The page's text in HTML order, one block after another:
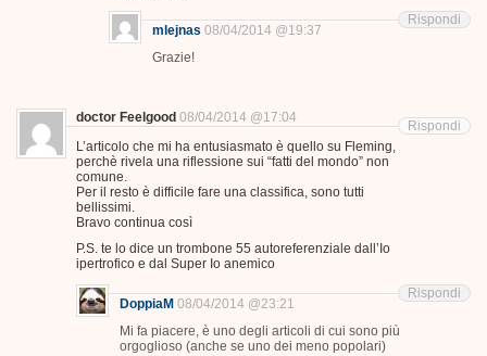
mlejnas 08/04/2014 @19:37
Grazie!
Rispondi
doctor Feelgood 08/04/2014 @17:04
L’articolo che mi ha entusiasmato è quello su Fleming,
perchè rivela una riflessione sui “fatti del mondo” non
comune.
Per il resto è difficile fare una classifica, sono tutti
bellissimi.
Bravo continua così
P.S. te lo dice un trombone 55 autoreferenziale dall’Io
ipertrofico e dal Super Io anemico
Rispondi
DoppiaM 08/04/2014 @23:21
Mi fa piacere, è uno degli articoli di cui sono più
orgoglioso (anche se uno dei meno popolari)
Rispondi